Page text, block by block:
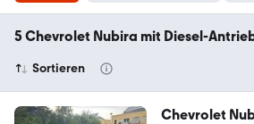
5 Chevrolet Nubira mit Diesel-
Sortieren
Chevrolet